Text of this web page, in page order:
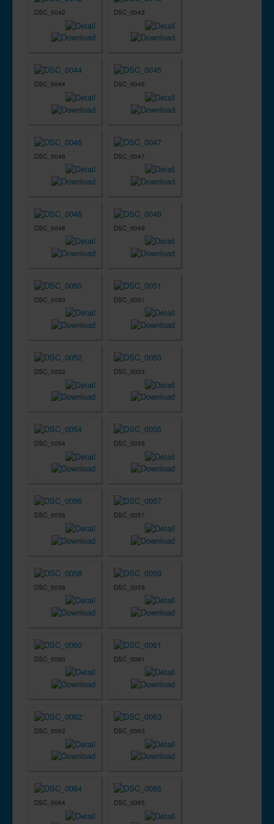
DSC_0042 DSC_0043
DSC_0044 DSC_0045
DSC_0046 DSC_0047
DSC_0048 DSC_0049
DSC_0050 DSC_0051
DSC_0052 DSC_0053
DSC_0054 DSC_0055
DSC_0056 DSC_0057
DSC_0058 DSC_0059
DSC_0060 DSC_0061
DSC_0062 DSC_0063
DSC_0064 DSC_0065